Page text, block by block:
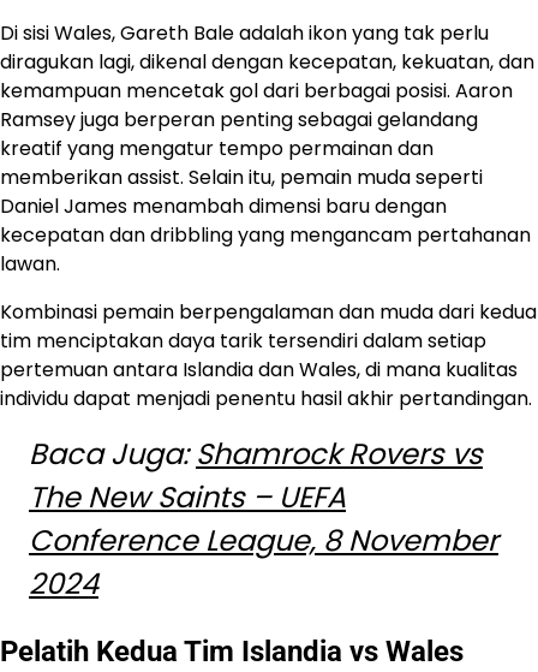
Di sisi Wales, Gareth Bale adalah ikon yang tak perlu
diragukan lagi, dikenal dengan kecepatan, kekuatan, dan
kemampuan mencetak gol dari berbagai posisi. Aaron
Ramsey juga berperan penting sebagai gelandang
kreatif yang mengatur tempo permainan dan
memberikan assist. Selain itu, pemain muda seperti
Daniel James menambah dimensi baru dengan
kecepatan dan dribbling yang mengancam pertahanan
lawan.
Kombinasi pemain berpengalaman dan muda dari kedua
tim menciptakan daya tarik tersendiri dalam setiap
pertemuan antara Islandia dan Wales, di mana kualitas
individu dapat menjadi penentu hasil akhir pertandingan.
Baca Juga:Shamrock Rovers vs
The New Saints – UEFA
Conference League, 8 November
2024
Pelatih Kedua Tim Islandia vs Wales